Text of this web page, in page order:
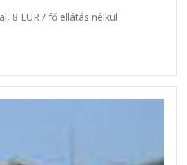
8 EUR / fő ellátás nélkül